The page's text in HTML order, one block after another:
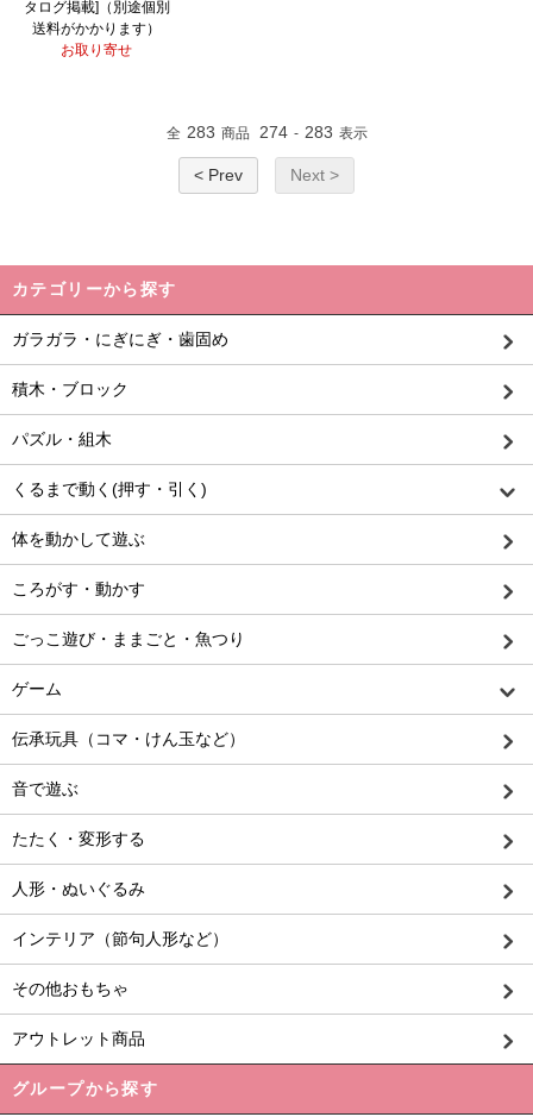
タログ掲載]（別途個別
送料がかかります）
お取り寄せ
全 283 商品 274 - 283 表示
< Prev Next >
カテゴリーから探す
ガラガラ・にぎにぎ・歯固め
積木・ブロック
パズル・組木
くるまで動く(押す・引く)
体を動かして遊ぶ
ころがす・動かす
ごっこ遊び・ままごと・魚つり
ゲーム
伝承玩具（コマ・けん玉など）
音で遊ぶ
たたく・変形する
人形・ぬいぐるみ
インテリア（節句人形など）
その他おもちゃ
アウトレット商品
グループから探す